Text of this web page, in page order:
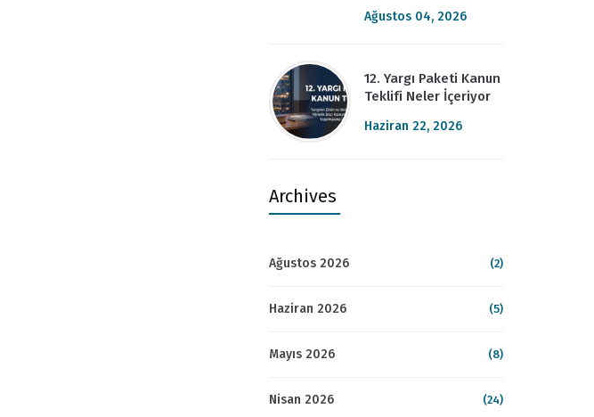
Ağustos 04, 2026
12. Yargı Paketi Kanun
Teklifi Neler İçeriyor
Haziran 22, 2026
Archives
Ağustos 2026 (2)
Haziran 2026 (5)
Mayıs 2026 (8)
Nisan 2026 (24)